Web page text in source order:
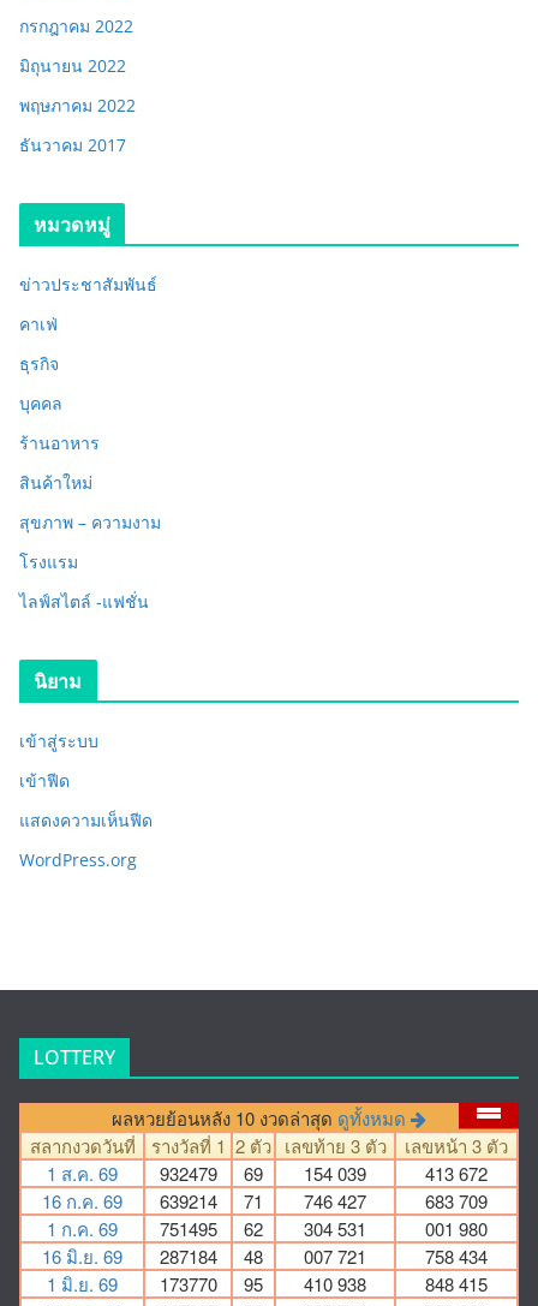
กรกฎาคม 2022
มิถุนายน 2022
พฤษภาคม 2022
ธันวาคม 2017
หมวดหมู่
ข่าวประชาสัมพันธ์
คาเฟ่
ธุรกิจ
บุคคล
ร้านอาหาร
สินค้าใหม่
สุขภาพ – ความงาม
โรงแรม
ไลฟ์สไตล์ -แฟชั่น
นิยาม
เข้าสู่ระบบ
เข้าฟีด
แสดงความเห็นฟีด
WordPress.org
LOTTERY